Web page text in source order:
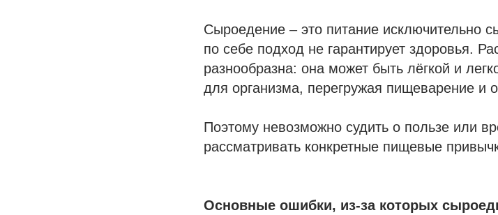
Сыроедение – это питание исключительно
по себе подход не гарантирует здоровья.
разнообразна: она может быть лёгкой и
для организма, перегружая пищеварение и
Поэтому невозможно судить о пользе или
рассматривать конкретные пищевые
Основные ошибки, из-за которых